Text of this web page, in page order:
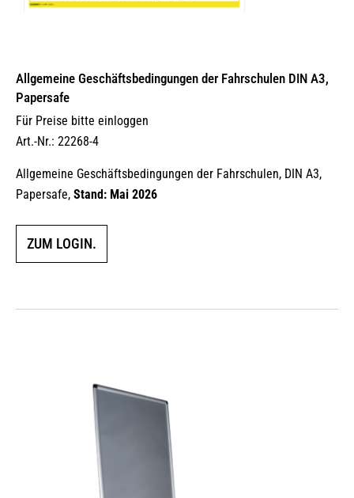
Allgemeine Geschäftsbedingungen der Fahrschulen DIN A3,
Papersafe
Für Preise bitte einloggen
Art.-Nr.: 22268-4
Allgemeine Geschäftsbedingungen der Fahrschulen, DIN A3,
Papersafe, Stand: Mai 2026
ZUM LOGIN.